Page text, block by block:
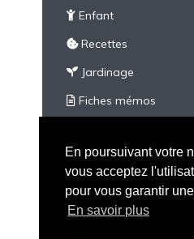
Enfant
Recettes
Jardinage
Fiches mémos
Divers
En poursuivant votre
vous acceptez
pour vous garantir
En savoir plus